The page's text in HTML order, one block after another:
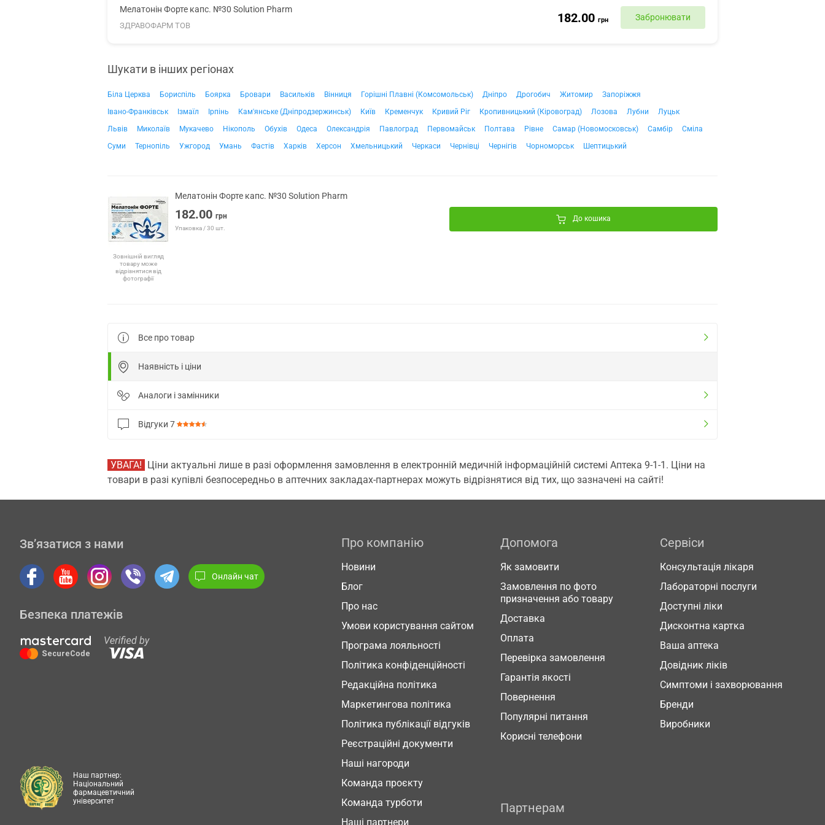
Мелатонін Форте капс. №30 Solution Pharm
ЗДРАВОФАРМ ТОВ
182.00 грн Забронювати
Шукати в інших регіонах
Біла Церква Бориспіль Боярка Бровари Васильків Вінниця Горішні Плавні (Комсомольськ) Дніпро Дрогобич Житомир
Запоріжжя
Івано-Франківськ
Ізмаїл Ірпінь Кам'янське (Дніпродзержинськ) Київ Кременчук Кривий Ріг Кропивницький (Кіровоград) Лозова Лубни
Луцьк
Львів
Миколаїв Мукачево Нікополь Обухів Одеса Олександрія Павлоград Первомайськ Полтава Рівне Самар (Новомосковськ) Самбір
Сміла
Суми
Тернопіль Ужгород Умань Фастів Харків Херсон Хмельницький Черкаси Чернівці Чернігів Чорноморськ Шептицький
Зовнішній вигляд
товару може
відрізнятися від
фотографії
Мелатонін Форте капс. №30 Solution Pharm
182.00 грн
Упаковка / 30 шт.
До кошика
Все про товар
Наявність і ціни
Аналоги і замінники
Відгуки 7
УВАГА! Ціни актуальні лише в разі оформлення замовлення в електронній медичній інформаційній системі Аптека 9-1-1. Ціни на
товари в разі купівлі безпосередньо в аптечних закладах-партнерах можуть відрізнятися від тих, що зазначені на сайті!
Зв’язатися з нами
Онлайн чат
Безпека платежів
Про компанію
Новини
Блог
Про нас
Умови користування сайтом
Програма лояльності
Політика конфіденційності
Редакційна політика
Маркетингова політика
Політика публікації відгуків
Реєстраційні документи
Наші нагороди
Команда проєкту
Команда турботи
Наші партнери
Допомога
Як замовити
Замовлення по фото
призначення або товару
Доставка
Оплата
Перевірка замовлення
Гарантія якості
Повернення
Популярні питання
Корисні телефони
Сервіси
Консультація лікаря
Лабораторні послуги
Доступні ліки
Дисконтна картка
Ваша аптека
Довідник ліків
Симптоми і захворювання
Бренди
Виробники
Партнерам
Наш партнер:
Національний
фармацевтичний
університет